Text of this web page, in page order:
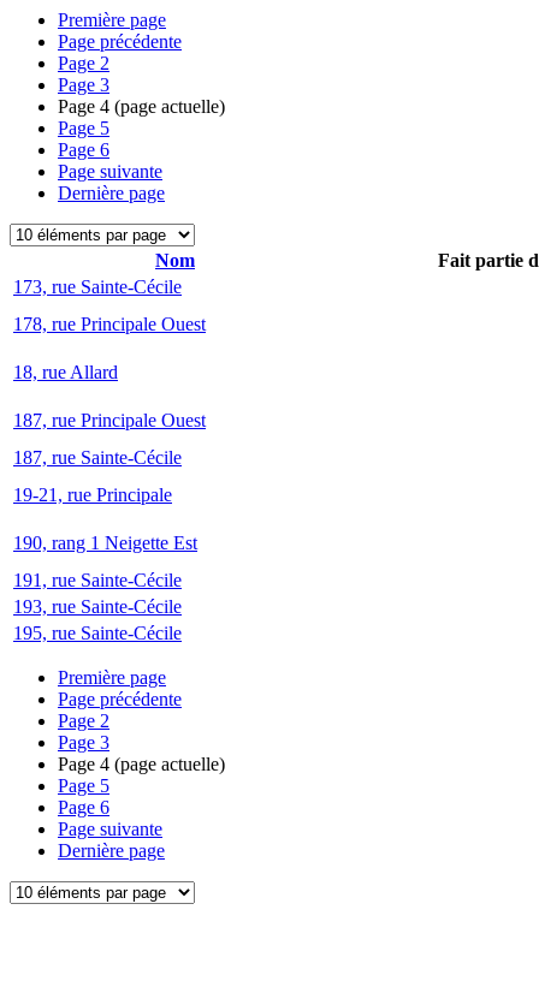
Première page
Page précédente
Page 2
Page 3
Page 4 (page actuelle)
Page 5
Page 6
Page suivante
Dernière page
Nom
Fait partie
173, rue Sainte-Cécile
178, rue Principale Ouest
18, rue Allard
187, rue Principale Ouest
187, rue Sainte-Cécile
19-21, rue Principale
190, rang 1 Neigette Est
191, rue Sainte-Cécile
193, rue Sainte-Cécile
195, rue Sainte-Cécile
Première page
Page précédente
Page 2
Page 3
Page 4 (page actuelle)
Page 5
Page 6
Page suivante
Dernière page